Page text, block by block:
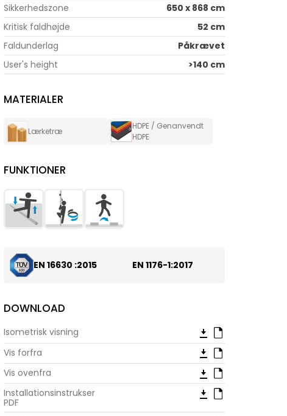
Sikkerhedszone
650 x 868 cm
Kritisk faldhøjde
52 cm
Faldunderlag
Påkrævet
User's height
>140 cm
MATERIALER
Lærketræ
HDPE / Genanvendt
HDPE
FUNKTIONER
EN 16630 :2015 EN 1176-1:2017
DOWNLOAD
Isometrisk visning
Vis forfra
Vis ovenfra
Installationsinstrukser
PDF